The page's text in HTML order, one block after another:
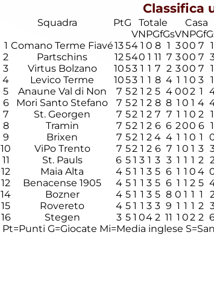
Classifica
Squadra PtG Totale Casa
VNPGfGsVNPGf
1 Comano Terme Fiavé1354 1 0 8 1 300 7 1
2
Partschins 12540 1 11 7 300 7
3
Virtus Bolzano 1053 1 1 7 2 300 7 1
4
Levico Terme 1053 1 1 8 4 1 1 0 3 1
5
Anaune Val di Non 7 52 1 2 5 4 002 1
6
Mori Santo Stefano 7 52 1 2 8 8 1 0 1 4
7
St. Georgen 7 52 1 2 7 7 1 1 0 2 1
8
Tramin 7 52 1 2 6 6 200 6 1
9
Brixen 7 52 1 2 4 4 1 1 0 1
10
ViPo Trento 7 52 1 2 6 7 1 0 1 3
11
St. Pauls 6 5 1 3 1 3 3 1 1 1 2
12
Maia Alta 4 5 1 1 3 5 6 1 1 0 4
12
Benacense 1905 4 5 1 1 3 5 6 1 1 2 5
14
Bozner 4 5 1 1 3 5 8 0 1 1 1
15
Rovereto 4 5 1 1 3 3 9 1 1 1 2
16
Stegen 3 5 1 04 2 11 1 02 2
Pt=Punti G=Giocate Mi=Media inglese